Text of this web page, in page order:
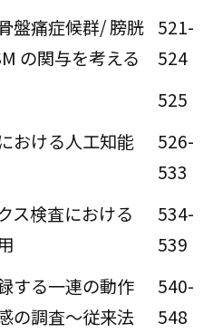
盤痛症候群/ 膀胱
の関与を考える
521-
524
525
おける人工知能
526-
533
ス検査における
534-
539
する一連の動作
の調査～従来法
540-
548